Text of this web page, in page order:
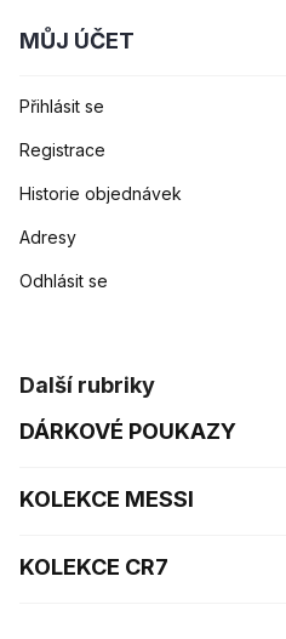
MŮJ ÚČET
Přihlásit se
Registrace
Historie objednávek
Adresy
Odhlásit se
Další rubriky
DÁRKOVÉ POUKAZY
KOLEKCE MESSI
KOLEKCE CR7